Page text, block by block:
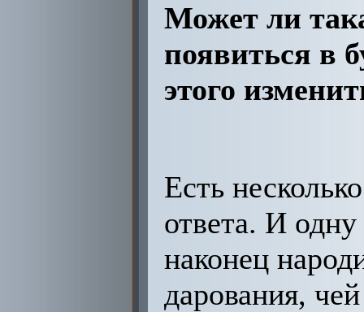
Может ли
появиться в
этого
Есть
ответа. И
наконец
дарования,